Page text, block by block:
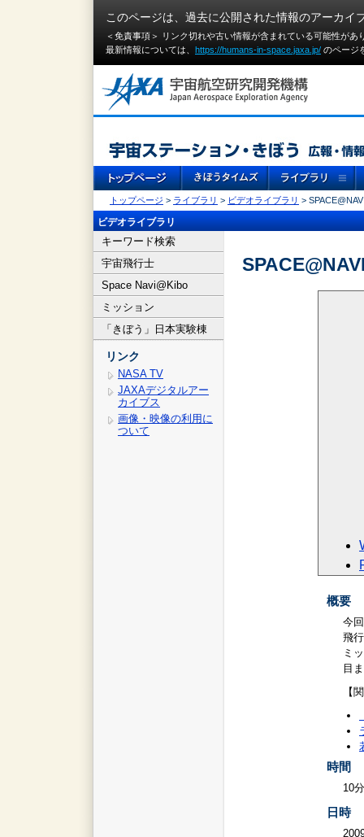
このページは、過去に公開された情報のアーカイ
＜免責事項＞ リンク切れや古い情報が含まれている可能性が
最新情報については、 https://humans-in-space.jaxa.jp/ のページ
トップページ > ライブラリ > ビデオライブラリ >
ビデオライブラリ
キーワード検索
宇宙飛行士
Space Navi@Kibo
ミッション
「きぼう」日本実験棟
リンク
NASA TV
JAXAデジタルアー
カイブス
画像・映像の利用に
ついて
概要
今
飛
ミ
目
【
時間
10
日時